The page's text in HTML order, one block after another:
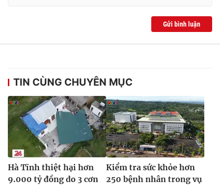
Gửi bình luận
TIN CÙNG CHUYÊN MỤC
Hà Tĩnh thiệt hại hơn
9.000 tỷ đồng do 3 cơn
Kiểm tra sức khỏe hơn
250 bệnh nhân trong vụ